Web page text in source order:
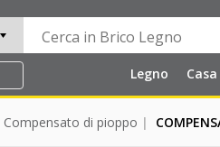
Legno Casa
Compensato di pioppo